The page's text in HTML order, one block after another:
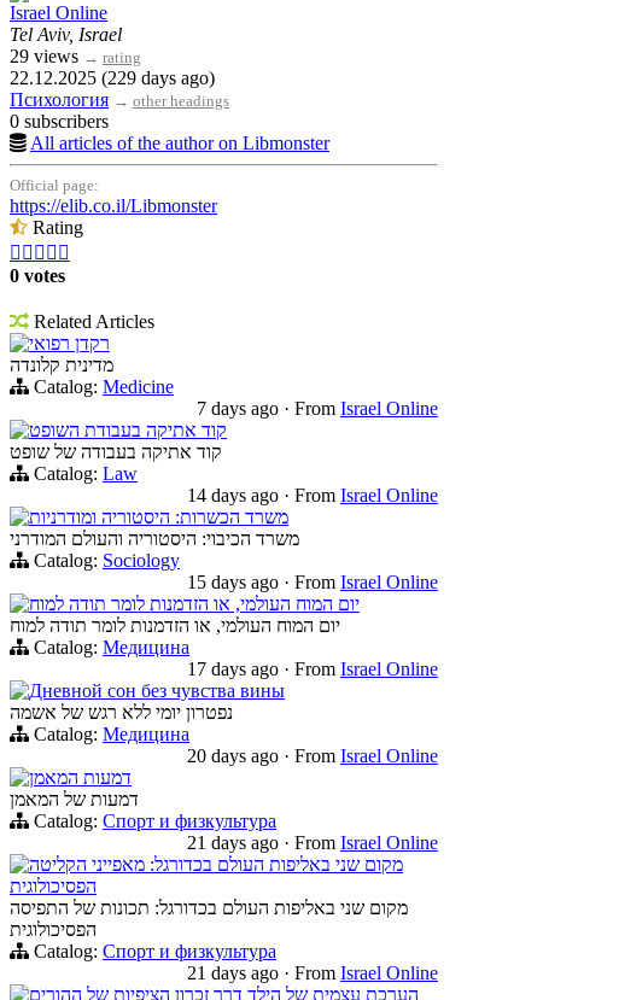
Israel Online
Tel Aviv, Israel
29 views → rating
22.12.2025 (229 days ago)
Психология → other headings
0 subscribers
All articles of the author on Libmonster
Official page:
https://elib.co.il/Libmonster
Rating
    
0 votes
Related Articles
רקדן רפואי
מדינית קלונדה
Catalog: Medicine
7 days ago · From Israel Online
קוד אתיקה בעבודת השופט
קוד אתיקה בעבודה של שופט
Catalog: Law
14 days ago · From Israel Online
משרד הכשרות: היסטוריה ומודרניות
משרד הכיבוי: היסטוריה והעולם המודרני
Catalog: Sociology
15 days ago · From Israel Online
יום המוח העולמי, או הזדמנות לומר תודה למוח
יום המוח העולמי, או הזדמנות לומר תודה למוח
Catalog: Медицина
17 days ago · From Israel Online
Дневной сон без чувства вины
נפטרון יומי ללא רגש של אשמה
Catalog: Медицина
20 days ago · From Israel Online
דמעות המאמן
דמעות של המאמן
Catalog: Спорт и физкультура
21 days ago · From Israel Online
מקום שני באליפות העולם בכדורגל: מאפייני הקליטה
הפסיכולוגית
מקום שני באליפות העולם בכדורגל: תכונות של התפיסה
הפסיכולוגית
Catalog: Спорт и физкультура
21 days ago · From Israel Online
הערכת עצמית של הילד דרך זכרון הציפיות של ההורים